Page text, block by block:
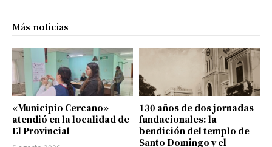
Más noticias
«Municipio Cercano»
atendió en la localidad de
El Provincial
130 años de dos jornadas
fundacionales: la
bendición del templo de
Santo Domingo y el